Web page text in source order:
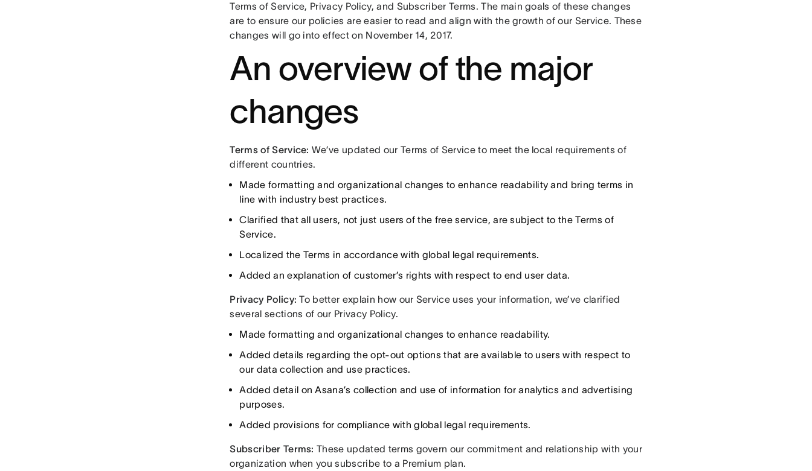
Terms of Service, Privacy Policy, and Subscriber Terms. The main goals of these changes
are to ensure our policies are easier to read and align with the growth of our Service. These
changes will go into effect on November 14, 2017.
An overview of the major
changes
Terms of Service: We’ve updated our Terms of Service to meet the local requirements of
different countries.
Made formatting and organizational changes to enhance readability and bring terms in
line with industry best practices.
Clarified that all users, not just users of the free service, are subject to the Terms of
Service.
Localized the Terms in accordance with global legal requirements.
Added an explanation of customer’s rights with respect to end user data.
Privacy Policy: To better explain how our Service uses your information, we’ve clarified
several sections of our Privacy Policy.
Made formatting and organizational changes to enhance readability.
Added details regarding the opt-out options that are available to users with respect to
our data collection and use practices.
Added detail on Asana’s collection and use of information for analytics and advertising
purposes.
Added provisions for compliance with global legal requirements.
Subscriber Terms: These updated terms govern our commitment and relationship with your
organization when you subscribe to a Premium plan.